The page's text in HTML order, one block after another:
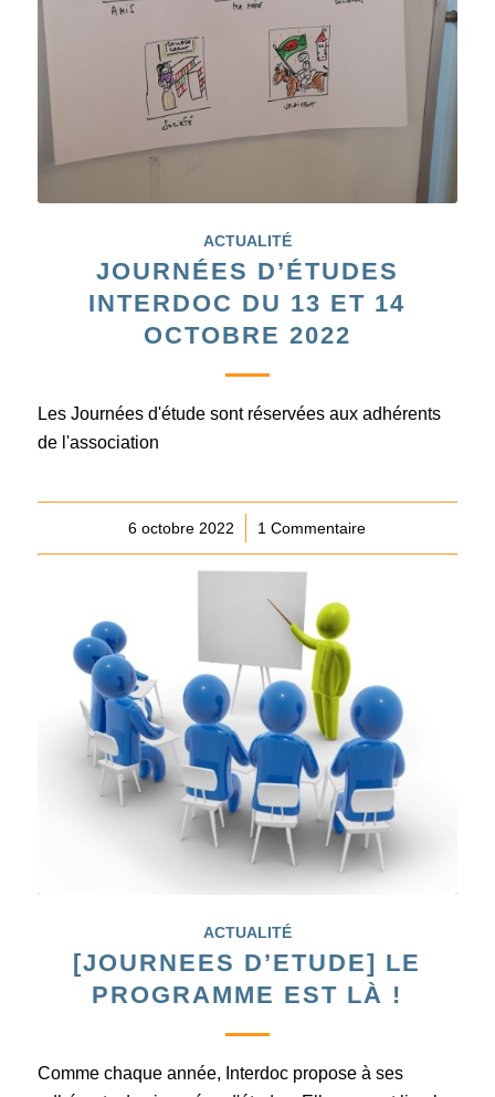
ACTUALITÉ
JOURNÉES D’ÉTUDES
INTERDOC DU 13 ET 14
OCTOBRE 2022
Les Journées d'étude sont réservées aux adhérents
de l'association
6 octobre 2022
/ 1 Commentaire
ACTUALITÉ
[JOURNEES D’ETUDE] LE
PROGRAMME EST LÀ !
Comme chaque année, Interdoc propose à ses